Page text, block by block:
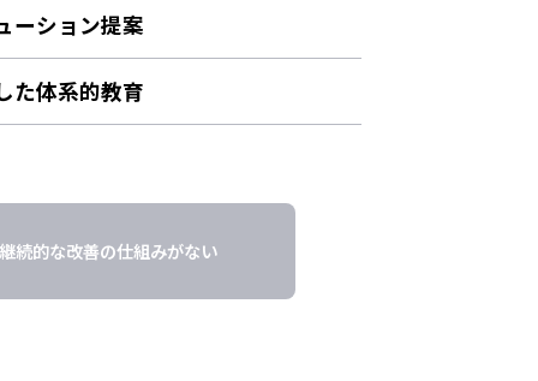
ーション提案
た体系的教育
継続的な改善の仕組みがない